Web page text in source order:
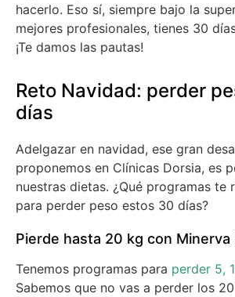
hacerlo. Eso sí, siempre bajo la
mejores profesionales, tienes 30
¡Te damos las pautas!
Reto Navidad: perder
días
Adelgazar en navidad, ese gran
proponemos en Clínicas Dorsia, es
nuestras dietas. ¿Qué programas te
para perder peso estos 30 días?
Pierde hasta 20 kg con Minerva
Tenemos programas para perder 5,
Sabemos que no vas a perder los